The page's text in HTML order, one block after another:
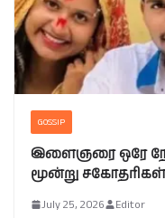
GOSSIP
இளைஞரை ஒரே
மூன்று
July 25, 2026 Editor